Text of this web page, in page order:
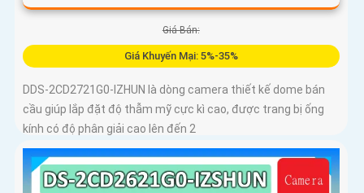
Giá Bán:
Giá Khuyến Mại: 5%-35%
DDS-2CD2721G0-IZHUN là dòng camera thiết kế dome bán
cầu giúp lắp đặt độ thẫm mỹ cực kì cao, được trang bị ống
kính có độ phân giải cao lên đến 2